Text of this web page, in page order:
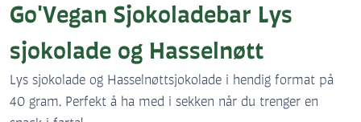
Go'Vegan Sjokoladebar Lys
sjokolade og Hasselnøtt
Lys sjokolade og Hasselnøttsjokolade i hendig format på
40 gram. Perfekt å ha med i sekken når du trenger en